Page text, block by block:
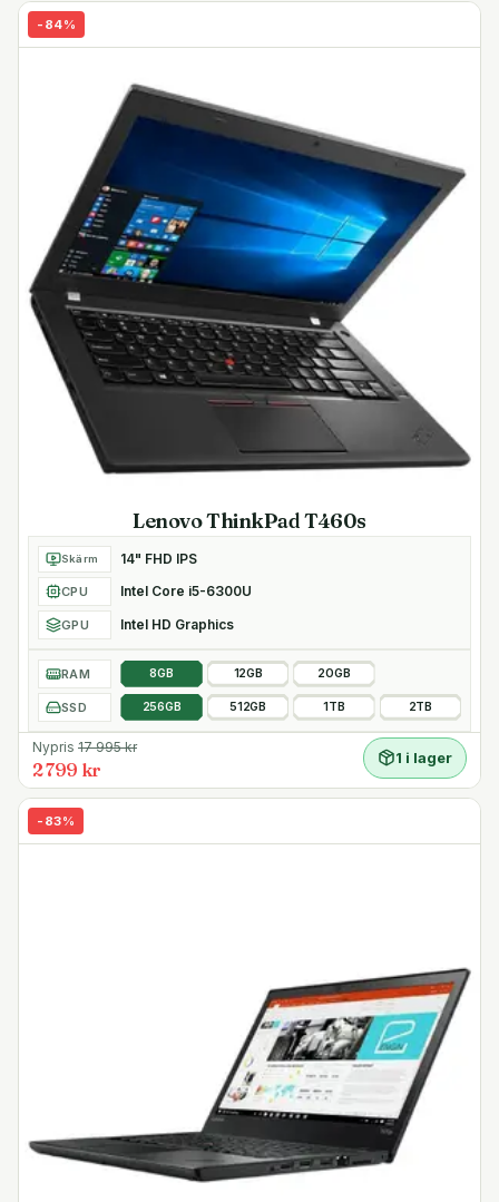
- 84%
Lenovo ThinkPad T460s
Skärm 14" FHD IPS
CPU Intel Core i5-6300U
GPU Intel HD Graphics
RAM 8GB 12GB 20GB
SSD 256GB 512GB 1TB 2TB
Nypris 17 995kr
2 799 kr
1 i lager
- 83%